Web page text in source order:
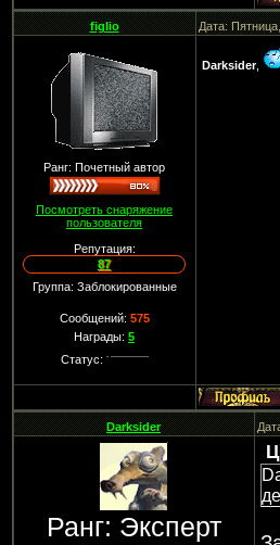
figlio Дата:
Ранг: Почетный автор
Посмотреть снаряжение
пользователя
Репутация:
87
Группа: Заблокированные
Сообщений: 575
Награды: 5
Статус:
Darksider,
Darksider
Ранг: Эксперт